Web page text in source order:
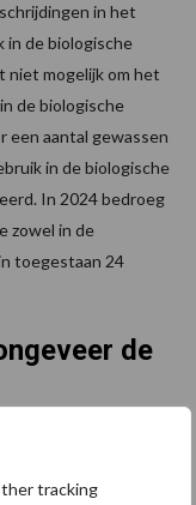
tracking
in het
de biologische
niet mogelijk om het
de biologische
een aantal gewassen
in de biologische
In 2024 bedroeg
zowel in de
toegestaan 24
de
op 48 procent van
door